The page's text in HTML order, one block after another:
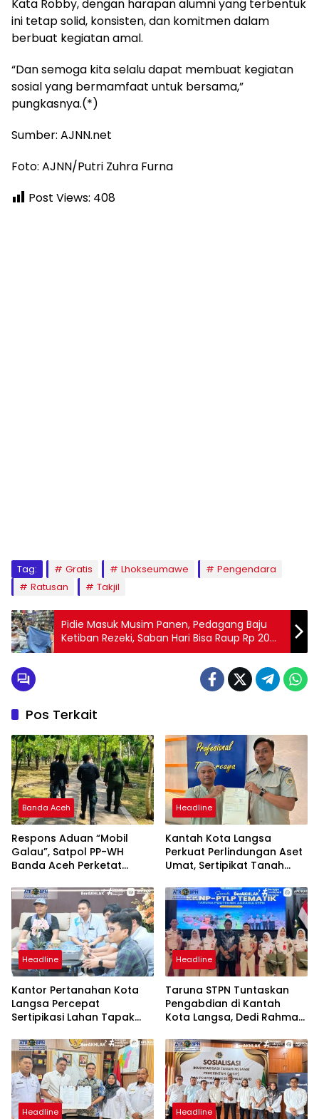
Kata Robby, dengan harapan alumni yang terbentuk
ini tetap solid, konsisten, dan komitmen dalam
berbuat kegiatan amal.
“Dan semoga kita selalu dapat membuat kegiatan
sosial yang bermamfaat untuk bersama,”
pungkasnya.(*)
Sumber: AJNN.net
Foto: AJNN/Putri Zuhra Furna
Post Views: 408
Tag: Gratis Lhokseumawe
Pengendara
Ratusan
Takjil
Pidie Masuk Musim Panen, Pedagang Baju
Ketiban Rezeki, Saban Hari Bisa Raup Rp 20
Juta
Pos Terkait
Banda Aceh
Respons Aduan “Mobil
Galau”, Satpol PP-WH
Banda Aceh Perketat
Tibang
Headline
Kantah Kota Langsa
Perkuat Perlindungan Aset
Umat, Sertipikat Tanah
Gampong Karang Anyar
Headline
Kantor Pertanahan Kota
Langsa Percepat
Sertipikasi Lahan Tapak
Pengamanan Aset
Strategis Negara
Headline
Taruna STPN Tuntaskan
Pengabdian di Kantah
Kota Langsa, Dedi Rahmat
untuk Pelayanan
Pertanahan
Headline Headline